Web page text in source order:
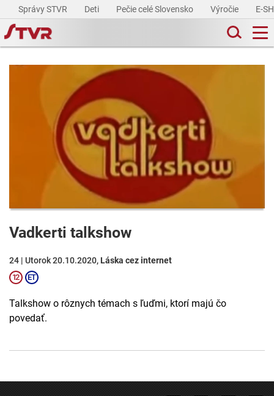
Správy STVR Deti Pečie celé Slovensko Výročie E-
Vadkerti talkshow
24 | Utorok 20.10.2020, Láska cez internet
Talkshow o rôznych témach s ľuďmi, ktorí majú čo
povedať.